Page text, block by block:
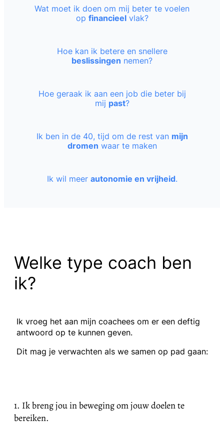
Wat moet ik doen om mij beter te voelen
op financieelvlak?
Hoe kan ik betere en snellere
beslissingen nemen?
Hoe geraak ik aan een job die beter bij
mij past?
Ik ben in de 40, tijd om de rest van mijn
dromen waar te maken
Ik wil meer autonomie en vrijheid.
Welke type coach ben
ik?
Ik vroeg het aan mijn coachees om er een deftig
antwoord op te kunnen geven.
Dit mag je verwachten als we samen op pad gaan:
1. Ik breng jou in beweging om jouw doelen te
bereiken.